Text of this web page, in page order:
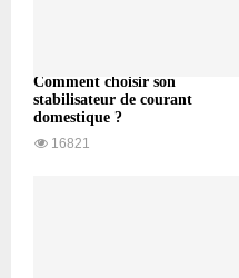
Comment choisir son
stabilisateur de courant
domestique ?
16821